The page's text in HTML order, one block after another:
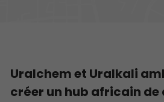
Uralchem et Uralkali
créer un hub africain